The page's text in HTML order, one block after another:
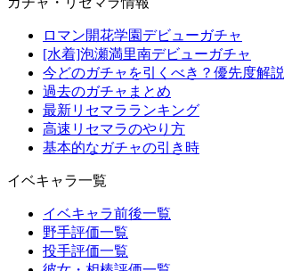
ロマン開花学園デビューガチャ
[水着]泡瀬満里南デビューガチャ
今どのガチャを引くべき？優先度解説
過去のガチャまとめ
最新リセマラランキング
高速リセマラのやり方
基本的なガチャの引き時
イベキャラ一覧
イベキャラ前後一覧
野手評価一覧
投手評価一覧